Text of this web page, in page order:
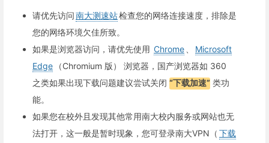
请优先访问南大测速站检查您的网络连接速度，排除是
您的网络环境欠佳所致。
如果是浏览器访问，请优先使用 Chrome
Microsoft
Edge
（Chromium 版） 浏览器，国产浏览器如 360
之类如果出现下载问题建议尝试关闭 “下载加速” 类功
能。
如果您在校外且发现其他常用南大校内服务或网站也无
法打开，这一般是暂时现象，您可登录南大VPN（ 下载